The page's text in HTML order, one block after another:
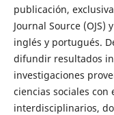
publicación,
Journal Source
inglés y portugués.
difundir resultados
investigaciones
ciencias sociales con
interdisciplinarios,